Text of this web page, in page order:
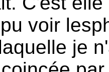
voir
je